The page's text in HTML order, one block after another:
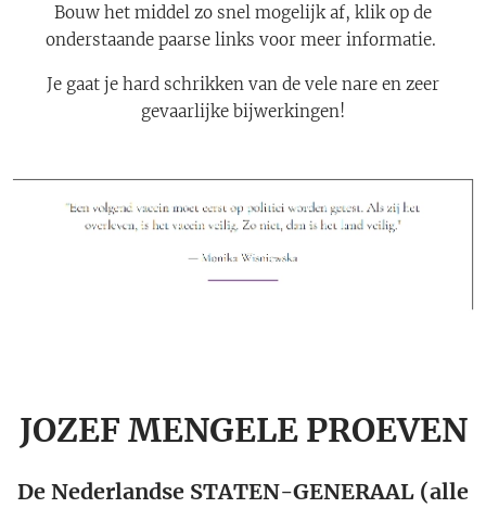
Bouw het middel zo snel mogelijk af, klik op de
onderstaande paarse links voor meer informatie.
Je gaat je hard schrikken van de vele nare en zeer
gevaarlijke bijwerkingen!
JOZEF MENGELE PROEVEN
De Nederlandse STATEN-GENERAAL (alle